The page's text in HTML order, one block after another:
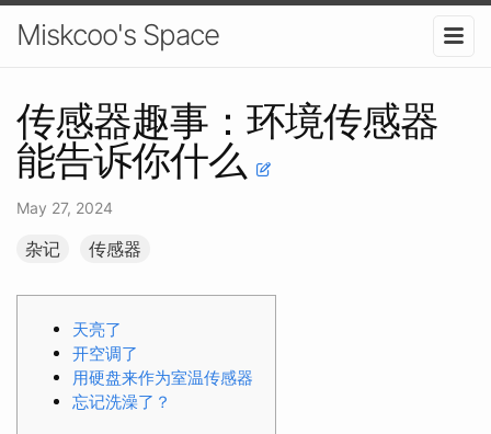
Miskcoo's Space
传感器趣事：环境传感器
能告诉你什么
May 27, 2024
杂记 传感器
天亮了
开空调了
用硬盘来作为室温传感器
忘记洗澡了？